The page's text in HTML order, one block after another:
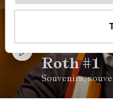
Le TCE
Roth #1
Souvenirs,